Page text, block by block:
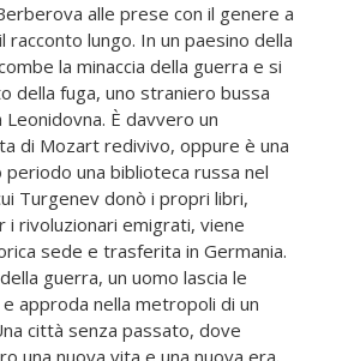
alle prese con il genere a
In un paesino della
la minaccia della guerra e si
della fuga, uno straniero bussa
È davvero un
di Mozart redivivo, oppure è una
una biblioteca russa nel
Turgenev donò i propri libri,
i rivoluzionari emigrati, viene
sede e trasferita in Germania.
guerra, un uomo lascia le
e approda nella metropoli di un
città senza passato, dove
una nuova vita e una nuova era.